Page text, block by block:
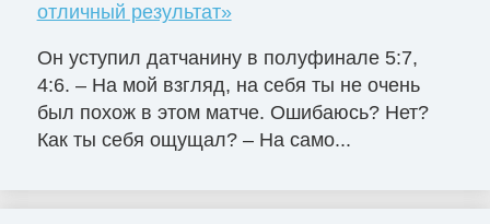
отличный результат»
Он уступил датчанину в полуфинале 5:7,
4:6. – На мой взгляд, на себя ты не очень
был похож в этом матче. Ошибаюсь? Нет?
Как ты себя ощущал? – На само...